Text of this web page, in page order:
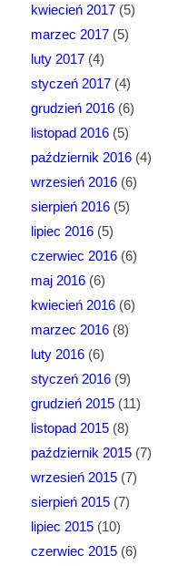
kwiecień 2017(5)
marzec 2017(5)
luty 2017(4)
styczeń 2017(4)
grudzień 2016(6)
listopad 2016(5)
październik 2016(4)
wrzesień 2016(6)
sierpień 2016(5)
lipiec 2016(5)
czerwiec 2016(6)
maj 2016(6)
kwiecień 2016(6)
marzec 2016(8)
luty 2016(6)
styczeń 2016(9)
grudzień 2015(11)
listopad 2015(8)
październik 2015(7)
wrzesień 2015(7)
sierpień 2015(7)
lipiec 2015(10)
czerwiec 2015(6)